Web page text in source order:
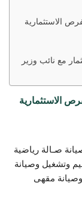
الاستثمارية
مع نائب وزير
الاستثمارية
صـالة رياضية
وترميم وتشغيل وصيانة
وتشغيل وصيانة مقهى